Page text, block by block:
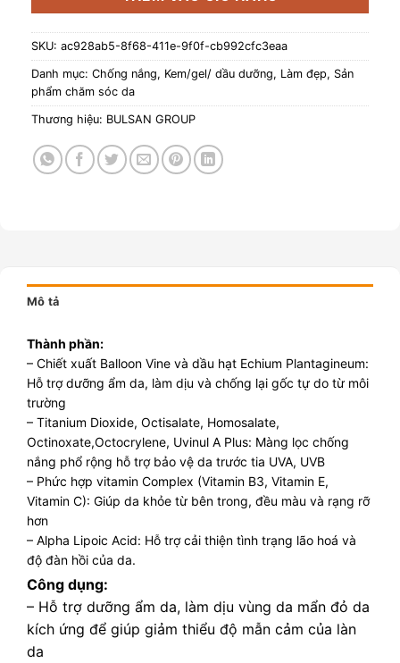
SKU: ac928ab5-8f68-411e-9f0f-cb992cfc3eaa
Danh mục: Chống nắng, Kem/gel/ dầu dưỡng, Làm đẹp, Sản
phẩm chăm sóc da
Thương hiệu: BULSAN GROUP
Mô tả
Thành phần:
– Chiết xuất Balloon Vine và dầu hạt Echium Plantagineum:
Hỗ trợ dưỡng ẩm da, làm dịu và chống lại gốc tự do từ môi
trường
– Titanium Dioxide, Octisalate, Homosalate,
Octinoxate,Octocrylene, Uvinul A Plus: Màng lọc chống
nắng phổ rộng hỗ trợ bảo vệ da trước tia UVA, UVB
– Phức hợp vitamin Complex (Vitamin B3, Vitamin E,
Vitamin C): Giúp da khỏe từ bên trong, đều màu và rạng rỡ
hơn
– Alpha Lipoic Acid: Hỗ trợ cải thiện tình trạng lão hoá và
độ đàn hồi của da.
Công dụng:
– Hỗ trợ dưỡng ẩm da, làm dịu vùng da mẩn đỏ da
kích ứng để giúp giảm thiểu độ mẫn cảm của làn
da